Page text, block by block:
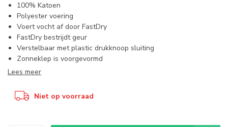
100% Katoen
Polyester voering
Voert vocht af door FastDry
FastDry bestrijdt geur
Verstelbaar met plastic drukknoop sluiting
Zonneklep is voorgevormd
Lees meer
Niet op voorraad